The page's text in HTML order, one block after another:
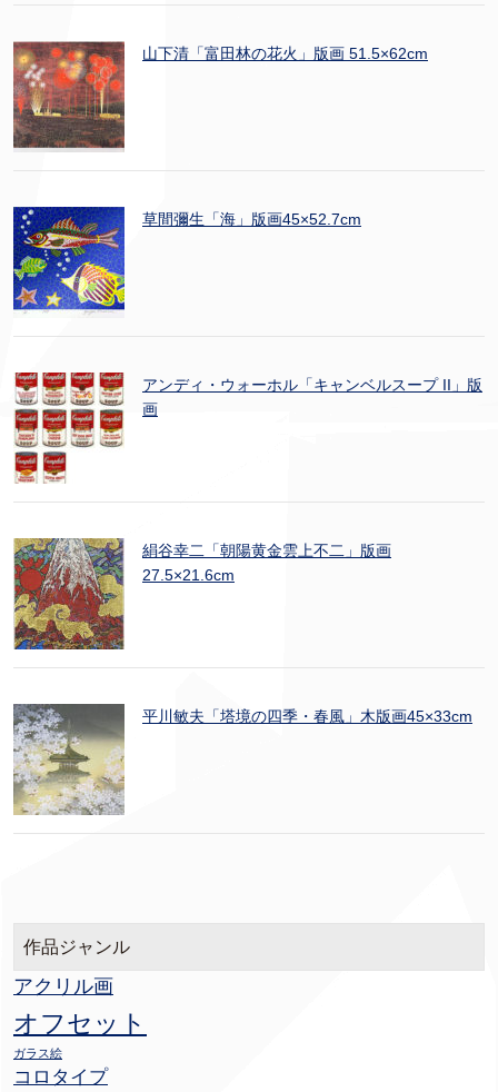
山下清「富田林の花火」版画 51.5×62cm
草間彌生「海」版画45×52.7cm
アンディ・ウォーホル「キャンベルスープ II」版
画
絹谷幸二「朝陽黄金雲上不二」版画
27.5×21.6cm
平川敏夫「塔境の四季・春風」木版画45×33cm
作品ジャンル
アクリル画
オフセット
ガラス絵
コロタイプ